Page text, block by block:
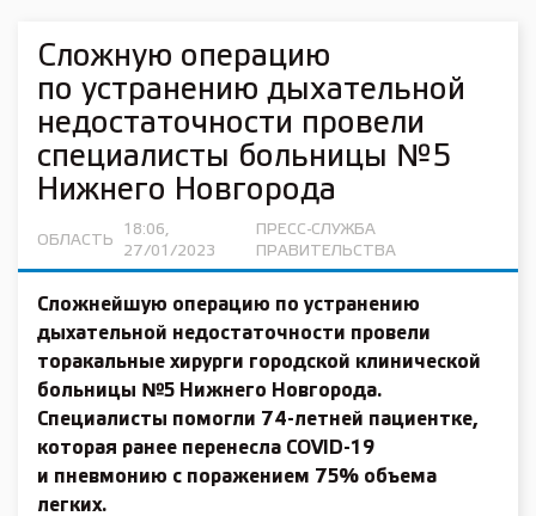
Сложную операцию
по устранению дыхательной
недостаточности провели
специалисты больницы №5
Нижнего Новгорода
ОБЛАСТЬ
18:06,
27/01/2023
ПРЕСС-СЛУЖБА
ПРАВИТЕЛЬСТВА
Сложнейшую операцию по устранению
дыхательной недостаточности провели
торакальные хирурги городской клинической
больницы №5 Нижнего Новгорода.
Специалисты помогли 74-летней пациентке,
которая ранее перенесла COVID-19
и пневмонию с поражением 75% объема
легких.